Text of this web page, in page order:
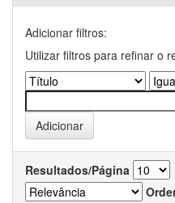
Adicionar filtros:
Utilizar filtros para refinar o
Resultados/Página